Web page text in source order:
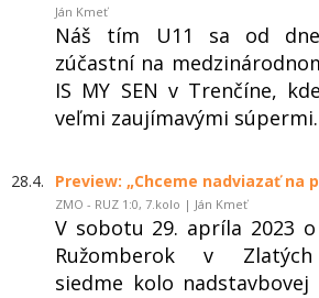
Ján Kmeť
Náš tím U11 sa od
zúčastní na
IS MY SEN v Trenčíne,
veľmi zaujímavými súpermi.
28.4. Preview: „Chceme nadviazať na
ZMO - RUZ 1:0, 7.kolo | Ján Kmeť
V sobotu 29. apríla 2023
Ružomberok v Zlatých
siedme kolo